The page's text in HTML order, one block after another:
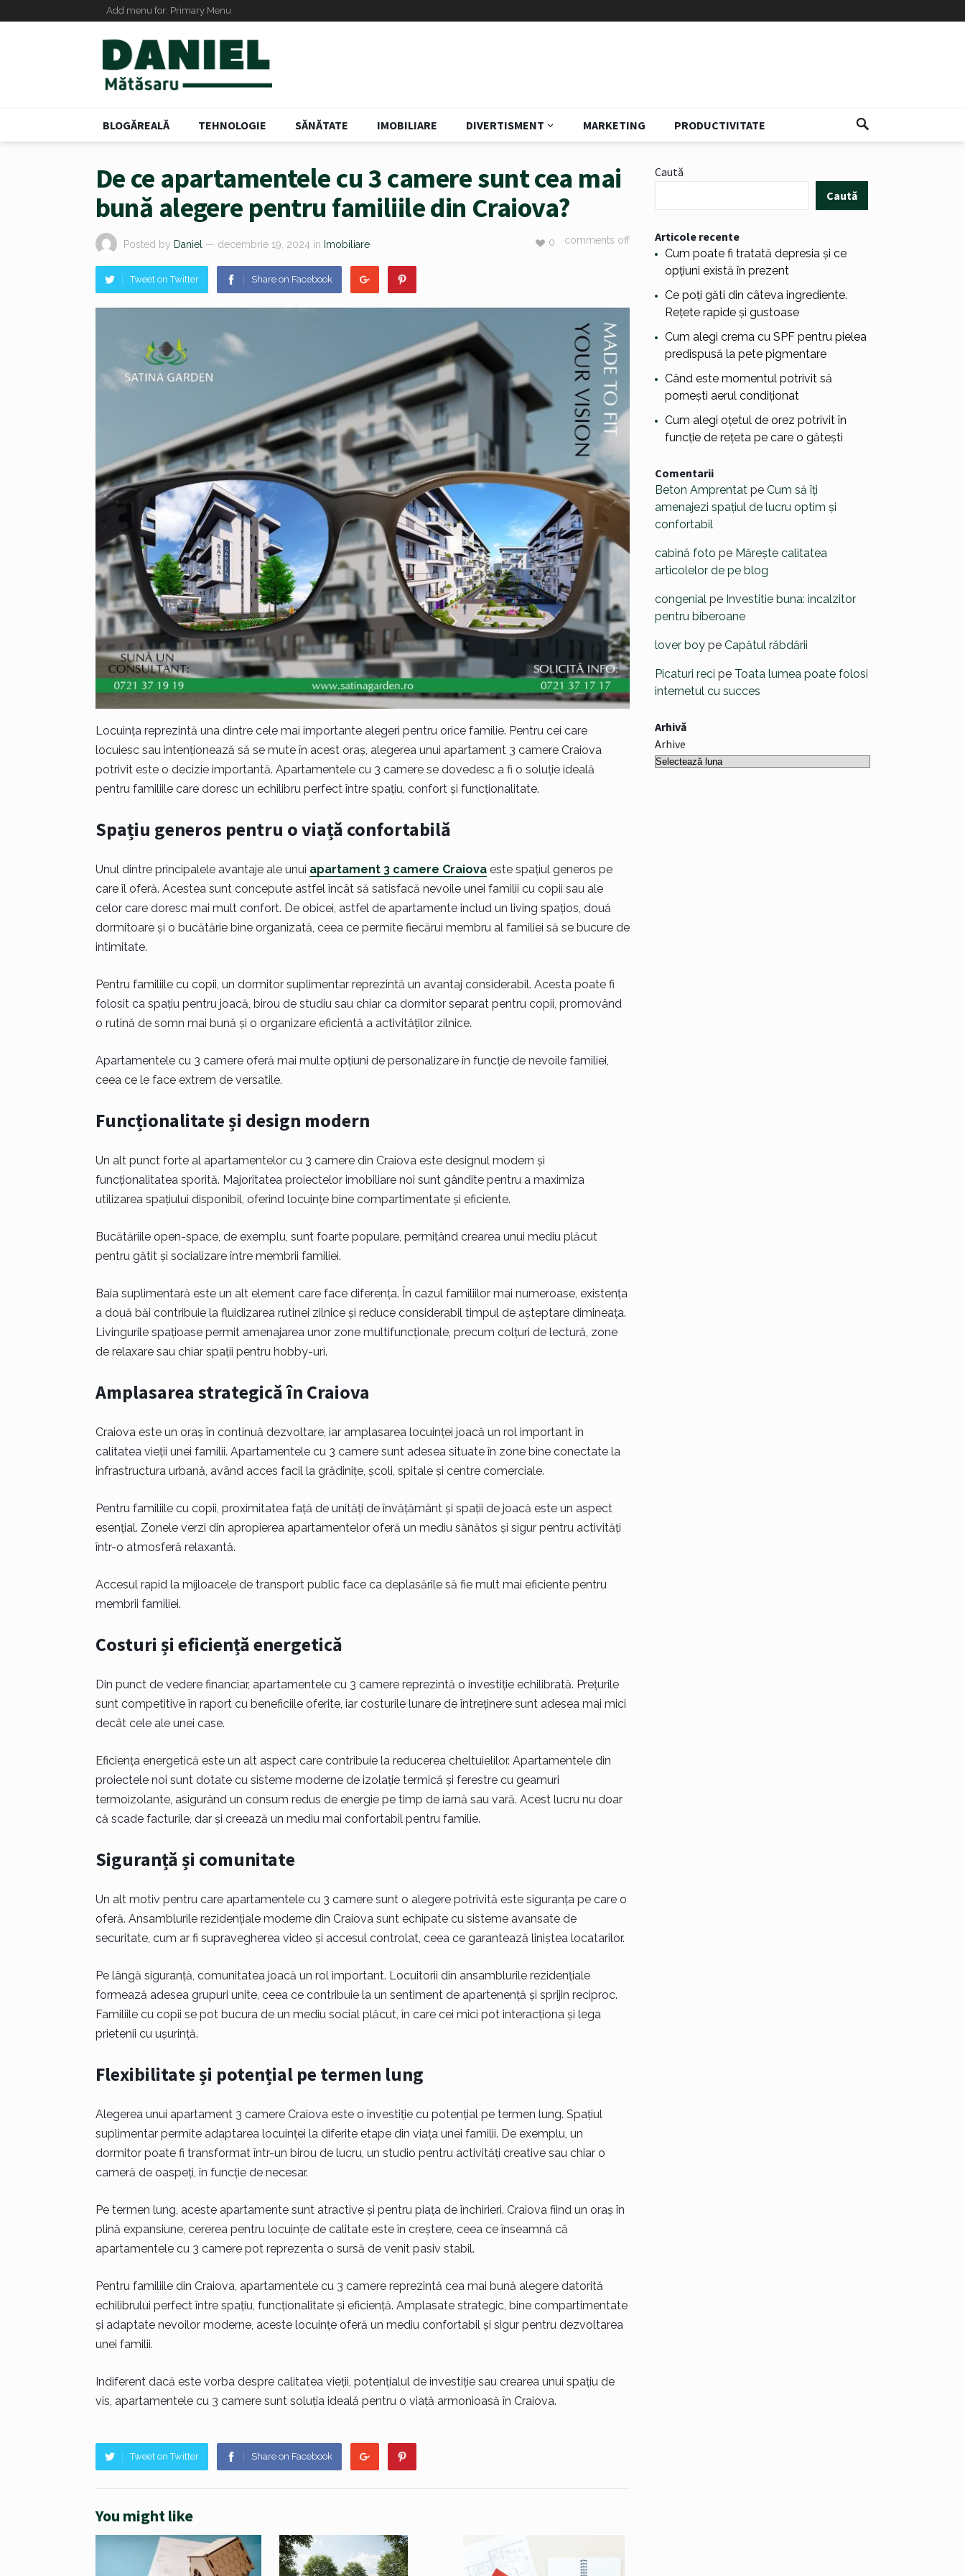
Add menu for: Primary Menu
BLOGĂREALĂ TEHNOLOGIE SĂNĂTATE IMOBILIARE DIVERTISMENT MARKETING PRODUCTIVITATE
De ce apartamentele cu 3 camere sunt cea mai
bună alegere pentru familiile din Craiova?
Posted by Daniel — decembrie 19, 2024 in Imobiliare comments off
0
Tweet on Twitter Share on Facebook
Locuința reprezintă una dintre cele mai importante alegeri pentru orice familie. Pentru cei care
locuiesc sau intenționează să se mute în acest oraș, alegerea unui apartament 3 camere Craiova
potrivit este o decizie importantă. Apartamentele cu 3 camere se dovedesc a fi o soluție ideală
pentru familiile care doresc un echilibru perfect între spațiu, confort și funcționalitate.
Spațiu generos pentru o viață confortabilă
Unul dintre principalele avantaje ale unui apartament 3 camere Craiovaeste spațiul generos pe
care îl oferă. Acestea sunt concepute astfel încât să satisfacă nevoile unei familii cu copii sau ale
celor care doresc mai mult confort. De obicei, astfel de apartamente includ un living spațios, două
dormitoare și o bucătărie bine organizată, ceea ce permite fiecărui membru al familiei să se bucure de
intimitate.
Pentru familiile cu copii, un dormitor suplimentar reprezintă un avantaj considerabil. Acesta poate fi
folosit ca spațiu pentru joacă, birou de studiu sau chiar ca dormitor separat pentru copii, promovând
o rutină de somn mai bună și o organizare eficientă a activităților zilnice.
Apartamentele cu 3 camere oferă mai multe opțiuni de personalizare în funcție de nevoile familiei,
ceea ce le face extrem de versatile.
Funcționalitate și design modern
Un alt punct forte al apartamentelor cu 3 camere din Craiova este designul modern și
funcționalitatea sporită. Majoritatea proiectelor imobiliare noi sunt gândite pentru a maximiza
utilizarea spațiului disponibil, oferind locuințe bine compartimentate și eficiente.
Bucătăriile open-space, de exemplu, sunt foarte populare, permițând crearea unui mediu plăcut
pentru gătit și socializare între membrii familiei.
Baia suplimentară este un alt element care face diferența. În cazul familiilor mai numeroase, existența
a două băi contribuie la fluidizarea rutinei zilnice și reduce considerabil timpul de așteptare dimineața.
Livingurile spațioase permit amenajarea unor zone multifuncționale, precum colțuri de lectură, zone
de relaxare sau chiar spații pentru hobby-uri.
Amplasarea strategică în Craiova
Craiova este un oraș în continuă dezvoltare, iar amplasarea locuinței joacă un rol important în
calitatea vieții unei familii. Apartamentele cu 3 camere sunt adesea situate în zone bine conectate la
infrastructura urbană, având acces facil la grădinițe, școli, spitale și centre comerciale.
Pentru familiile cu copii, proximitatea față de unități de învățământ și spații de joacă este un aspect
esențial. Zonele verzi din apropierea apartamentelor oferă un mediu sănătos și sigur pentru activități
într-o atmosferă relaxantă.
Accesul rapid la mijloacele de transport public face ca deplasările să fie mult mai eficiente pentru
membrii familiei.
Costuri și eficiență energetică
Din punct de vedere financiar, apartamentele cu 3 camere reprezintă o investiție echilibrată. Prețurile
sunt competitive în raport cu beneficiile oferite, iar costurile lunare de întreținere sunt adesea mai mici
decât cele ale unei case.
Eficiența energetică este un alt aspect care contribuie la reducerea cheltuielilor. Apartamentele din
proiectele noi sunt dotate cu sisteme moderne de izolație termică și ferestre cu geamuri
termoizolante, asigurând un consum redus de energie pe timp de iarnă sau vară. Acest lucru nu doar
că scade facturile, dar și creează un mediu mai confortabil pentru familie.
Siguranță și comunitate
Un alt motiv pentru care apartamentele cu 3 camere sunt o alegere potrivită este siguranța pe care o
oferă. Ansamblurile rezidențiale moderne din Craiova sunt echipate cu sisteme avansate de
securitate, cum ar fi supravegherea video și accesul controlat, ceea ce garantează liniștea locatarilor.
Pe lângă siguranță, comunitatea joacă un rol important. Locuitorii din ansamblurile rezidențiale
formează adesea grupuri unite, ceea ce contribuie la un sentiment de apartenență și sprijin reciproc.
Familiile cu copii se pot bucura de un mediu social plăcut, în care cei mici pot interacționa și lega
prietenii cu ușurință.
Flexibilitate și potențial pe termen lung
Alegerea unui apartament 3 camere Craiova este o investiție cu potențial pe termen lung. Spațiul
suplimentar permite adaptarea locuinței la diferite etape din viața unei familii. De exemplu, un
dormitor poate fi transformat într-un birou de lucru, un studio pentru activități creative sau chiar o
cameră de oaspeți, în funcție de necesar.
Pe termen lung, aceste apartamente sunt atractive și pentru piața de închirieri. Craiova fiind un oraș în
plină expansiune, cererea pentru locuințe de calitate este în creștere, ceea ce înseamnă că
apartamentele cu 3 camere pot reprezenta o sursă de venit pasiv stabil.
Pentru familiile din Craiova, apartamentele cu 3 camere reprezintă cea mai bună alegere datorită
echilibrului perfect între spațiu, funcționalitate și eficiență. Amplasate strategic, bine compartimentate
și adaptate nevoilor moderne, aceste locuințe oferă un mediu confortabil și sigur pentru dezvoltarea
unei familii.
Indiferent dacă este vorba despre calitatea vieții, potențialul de investiție sau crearea unui spațiu de
vis, apartamentele cu 3 camere sunt soluția ideală pentru o viață armonioasă în Craiova.
Tweet on Twitter Share on Facebook
You might like
Caută
Caută
Articole recente
Cum poate fi tratată depresia și ce
opțiuni există în prezent
Ce poți găti din câteva ingrediente.
Rețete rapide și gustoase
Cum alegi crema cu SPF pentru pielea
predispusă la pete pigmentare
Când este momentul potrivit să
pornești aerul condiționat
Cum alegi oțetul de orez potrivit în
funcție de rețeta pe care o gătești
Comentarii
Beton Amprentatpe Cum să îți
amenajezi spațiul de lucru optim și
confortabil
cabină foto pe Mărește calitatea
articolelor de pe blog
congenialpe Investitie buna: incalzitor
pentru biberoane
lover boype Capătul răbdării
Picaturi reci pe Toata lumea poate folosi
internetul cu succes
Arhivă
Arhive